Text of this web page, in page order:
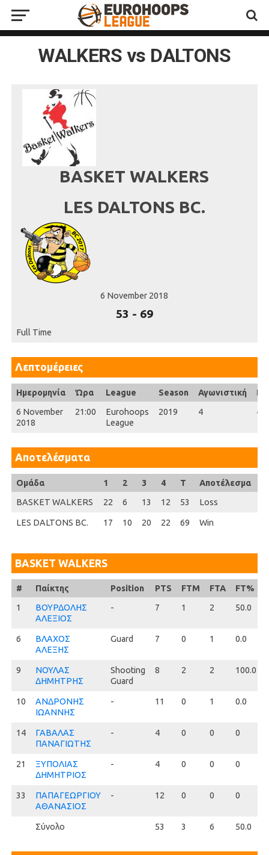
WALKERS vs DALTONS
BASKET WALKERS
LES DALTONS BC.
6 November 2018
53 - 69
Full Time
Λεπτομέρειες
Ημερομηνία Ώρα League Season Αγωνιστική
6 November
2018
21:00
Eurohoops
League
2019 4 40'
Αποτελέσματα
Ομάδα 1 2 3 4 T
Αποτέλεσμα
BASKET WALKERS
22 6 13 12 53 Loss
LES DALTONS BC. 17 10 20 22 69 Win
BASKET WALKERS
#
1
6
9
10
14
21
33
# Παίκτης Position PTS FTM FTA FT%
1
ΒΟΥΡΔΟΛΗΣ
ΑΛΕΞΙΟΣ
- 7 1 2 50.0
6
ΒΛΑΧΟΣ
ΑΛΕΞΗΣ
Guard 7 0 1 0.0
9
ΝΟΥΛΑΣ
ΔΗΜΗΤΡΗΣ
Shooting
Guard
8 2 2 100.0
10
ΑΝΔΡΟΝΗΣ
ΙΩΑΝΝΗΣ
- 11 0 1 0.0
14
ΓΑΒΑΛΑΣ
ΠΑΝΑΓΙΩΤΗΣ
- 4 0 0 0
21
ΞΥΠΟΛΙΑΣ
ΔΗΜΗΤΡΙΟΣ
- 4 0 0 0
33
ΠΑΠΑΓΕΩΡΓΙΟΥ
ΑΘΑΝΑΣΙΟΣ
- 12 0 0 0
Σύνολο 53 3 6 50.0